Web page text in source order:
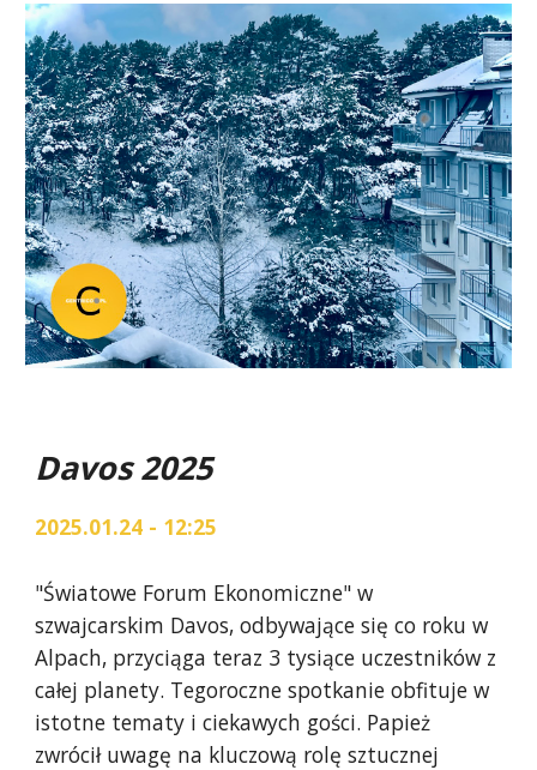
Davos 2025
2025.01.24 - 12:25
"Światowe Forum Ekonomiczne" w
szwajcarskim Davos, odbywające się co roku w
Alpach, przyciąga teraz 3 tysiące uczestników z
całej planety. Tegoroczne spotkanie obfituje w
istotne tematy i ciekawych gości. Papież
zwrócił uwagę na kluczową rolę sztucznej